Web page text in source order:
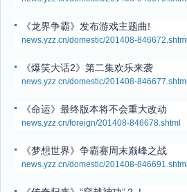
《龙界争霸》发布游戏主题曲!
news.yzz.cn/domestic/201408-846672.shtml
《爆笑大话2》第二集欢乐来袭
news.yzz.cn/domestic/201408-846677.shtml
《命运》最终版本将不会重大改动
news.yzz.cn/foreign/201408-846678.shtml
《梦想世界》争霸赛周末巅峰之战
news.yzz.cn/domestic/201408-846691.shtml